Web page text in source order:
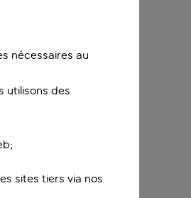
nécessaires au
utilisons des
sites tiers via nos